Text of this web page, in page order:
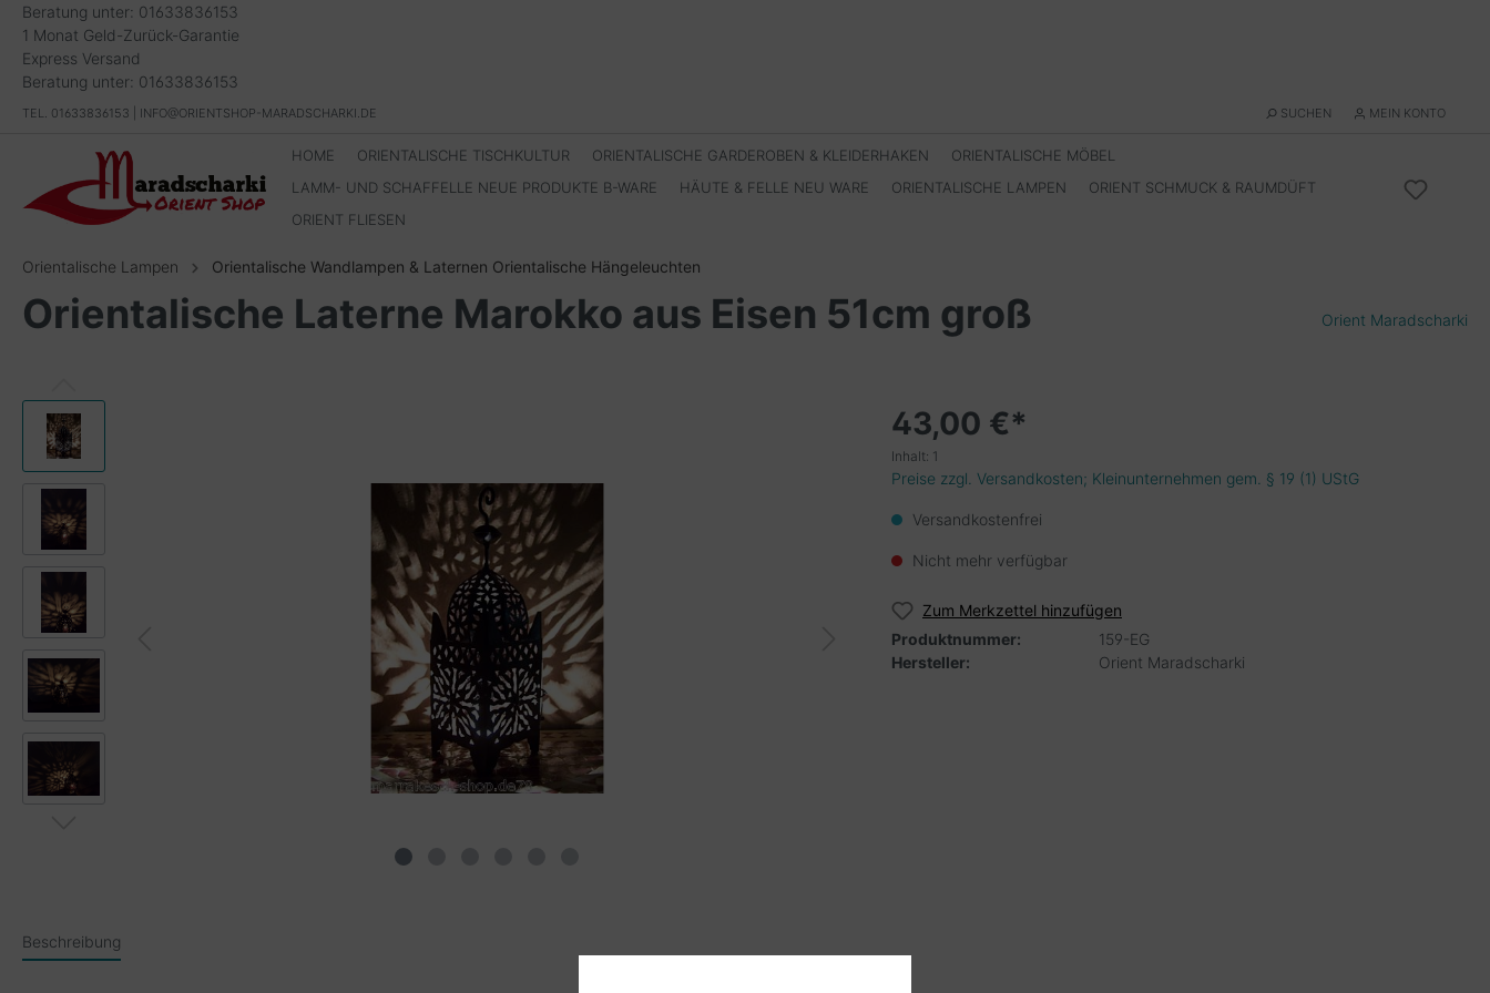
Beratung unter: 01633836153
1 Monat Geld-Zurück-Garantie
Express Versand
Beratung unter: 01633836153
TEL. 01633836153 | INFO@ORIENTSHOP-MARADSCHARKI.DE SUCHEN MEIN KONTO
HOME ORIENTALISCHE TISCHKULTUR ORIENTALISCHE GARDEROBEN & KLEIDERHAKEN
ORIENTALISCHE MÖBEL
LAMM- UND SCHAFFELLE NEUE PRODUKTE B-WARE
HÄUTE & FELLE NEU WARE ORIENTALISCHE LAMPEN
ORIENT SCHMUCK & RAUMDÜFT
ORIENT FLIESEN
Orientalische Lampen Orientalische Wandlampen & Laternen Orientalische Hängeleuchten
Orientalische Laterne Marokko aus Eisen 51cm groß Orient Maradscharki
43,00 €*
Inhalt: 1
Preise zzgl. Versandkosten; Kleinunternehmen gem. § 19 (1) UStG
Versandkostenfrei
Nicht mehr verfügbar
Zum Merkzettel hinzufügen
Produktnummer:
159-EG
Hersteller:
Orient Maradscharki
Beschreibung